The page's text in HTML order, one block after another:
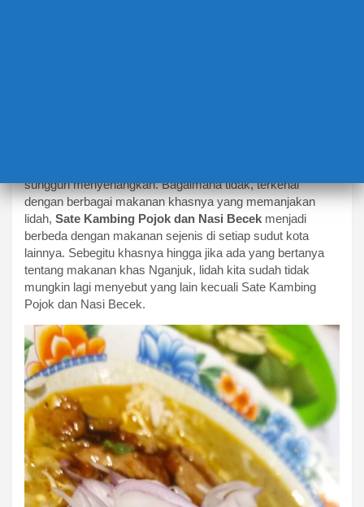
sungguh menyenangkan. Bagaimana tidak, terkenal
dengan berbagai makanan khasnya yang memanjakan
lidah, Sate Kambing Pojok dan Nasi Becek menjadi
berbeda dengan makanan sejenis di setiap sudut kota
lainnya. Sebegitu khasnya hingga jika ada yang bertanya
tentang makanan khas Nganjuk, lidah kita sudah tidak
mungkin lagi menyebut yang lain kecuali Sate Kambing
Pojok dan Nasi Becek.